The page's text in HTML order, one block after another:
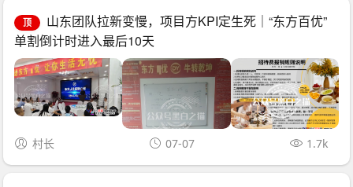
顶
山东团队拉新变慢，项目方KPI定生死｜“东方百优”
单割倒计时进入最后10天
村长 07-07 1.7k